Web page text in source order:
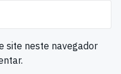
site neste navegador